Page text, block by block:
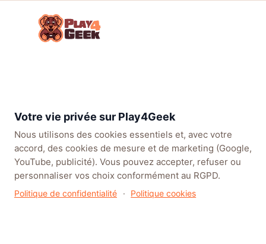
Store)
1 J’aime
Votre vie privée sur Play4Geek
Nous utilisons des cookies essentiels et, avec votre
accord, des cookies de mesure et de marketing (Google,
YouTube, publicité). Vous pouvez accepter, refuser ou
personnaliser vos choix conformément au RGPD.
Politique de confidentialité · Politique cookies